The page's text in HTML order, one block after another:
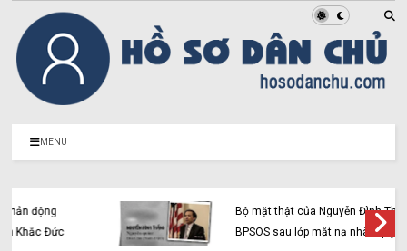
MENU
Bộ mặt thật của Nguyễn Đình Thắng và
BPSOS sau lớp mặt nạ nhân quyền